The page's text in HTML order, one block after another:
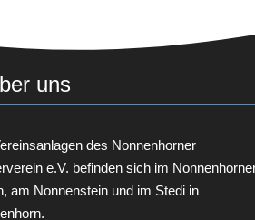
uns
des Nonnenhorner
e.V. befinden sich im
am Nonnenstein und im Stedi in